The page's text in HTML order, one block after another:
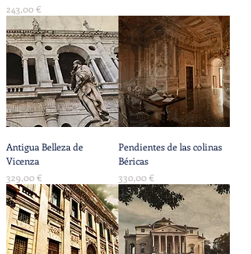
Precio
243,00 €
Antigua Belleza de
Vicenza
Precio
329,00 €
Pendientes de las colinas
Béricas
Precio
330,00 €